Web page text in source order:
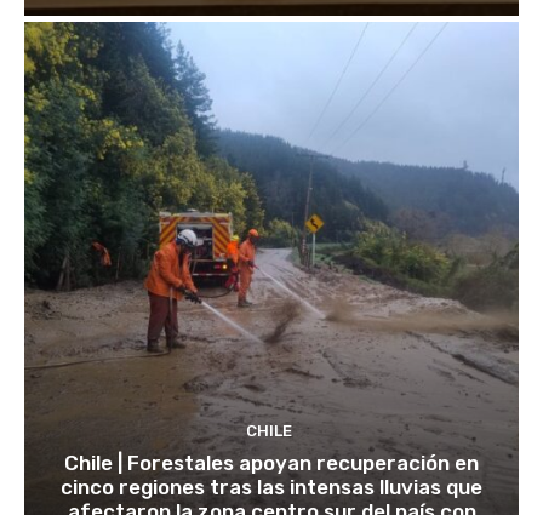
CHILE
Chile | Forestales apoyan recuperación en
cinco regiones tras las intensas lluvias que